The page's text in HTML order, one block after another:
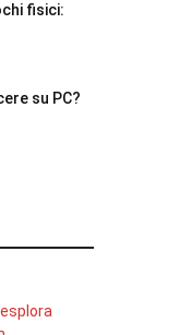
fisici:
su PC?